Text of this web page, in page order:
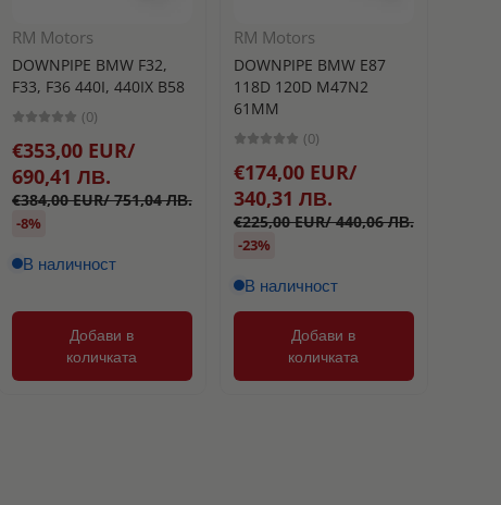
RM Motors
DOWNPIPE BMW F32,
F33, F36 440I, 440IX B58
(0)
€353,00 EUR/
690,41 ЛВ.
€384,00 EUR/ 751,04 ЛВ.
-8%
В наличност
Добави в
количката
RM Motors
DOWNPIPE BMW E87
118D 120D M47N2
61MM
(0)
€174,00 EUR/
340,31 ЛВ.
€225,00 EUR/ 440,06 ЛВ.
-23%
В наличност
Добави в
количката